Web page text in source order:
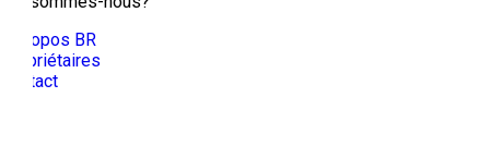
À propos BR
Propriétaires
Contact